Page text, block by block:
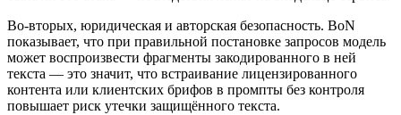
Во‑вторых, юридическая и авторская безопасность. BoN
показывает, что при правильной постановке запросов модель
может воспроизвести фрагменты закодированного в ней
текста — это значит, что встраивание лицензированного
контента или клиентских брифов в промпты без контроля
повышает риск утечки защищённого текста.